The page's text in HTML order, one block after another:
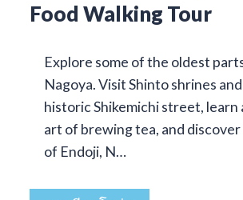
Food Walking Tour
Explore some of the oldest
Nagoya. Visit Shinto shrines
historic Shikemichi street, learn
art of brewing tea, and
of Endoji, N…